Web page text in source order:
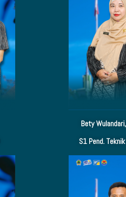
Bety
S1 Pend.